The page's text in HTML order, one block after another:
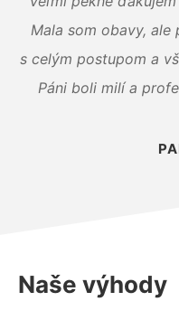
Mala som obavy,
s celým postupom a
Páni boli milí a
Naše výhody